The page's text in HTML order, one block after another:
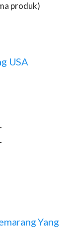
produk)
USA
Yang